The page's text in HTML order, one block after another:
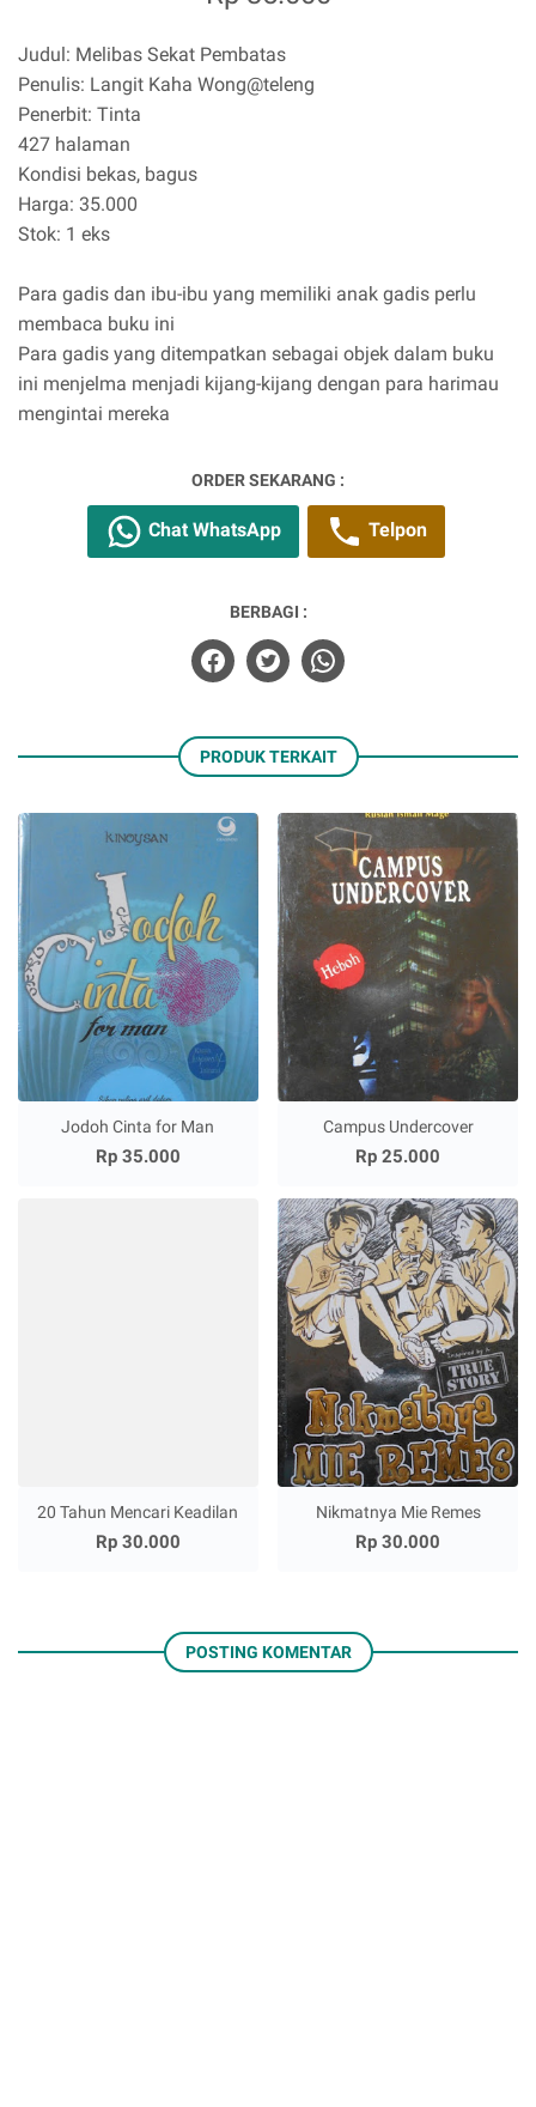
Judul: Melibas Sekat Pembatas
Penulis: Langit Kaha Wong@teleng
Penerbit: Tinta
427 halaman
Kondisi bekas, bagus
Harga: 35.000
Stok: 1 eks
Para gadis dan ibu-ibu yang memiliki anak gadis perlu
membaca buku ini
Para gadis yang ditempatkan sebagai objek dalam buku
ini menjelma menjadi kijang-kijang dengan para harimau
mengintai mereka
ORDER SEKARANG :
Chat WhatsApp Telpon
BERBAGI :
PRODUK TERKAIT
Jodoh Cinta for Man
Rp 35.000
Campus Undercover
Rp 25.000
20 Tahun Mencari Keadilan
Rp 30.000
Nikmatnya Mie Remes
Rp 30.000
POSTING KOMENTAR